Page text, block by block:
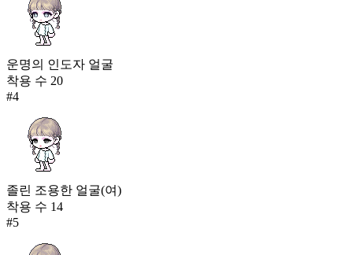
운명의 인도자 얼굴
착용 수 20
#4
졸린 조용한 얼굴(여)
착용 수 14
#5